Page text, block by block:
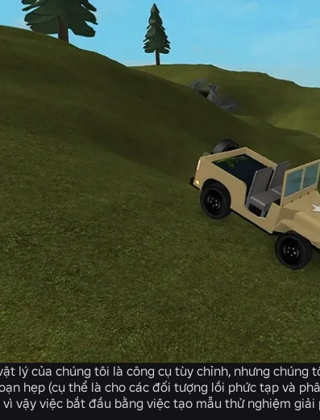
lý của chúng tôi là công cụ tùy chỉnh, nhưng chúng
hẹp (cụ thể là cho các đối tượng lồi phức tạp và
vậy việc bắt đầu bằng việc tạo mẫu thử nghiệm